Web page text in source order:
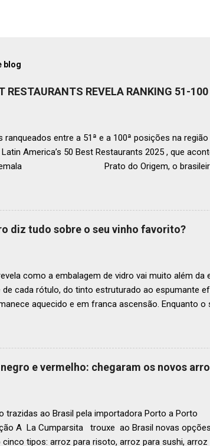
blog
RESTAURANTS REVELA RANKING 51-
ranqueados entre a 51ª e a 100ª posições na
America’s 50 Best Restaurants 2025 , que
Prato do Origem, o brasileiro
posições No.51 a No.100,em celebração ao
toda a região. A lista expandida demonstra o
amplo de talentos gastronômicos e prepara o
diz tudo sobre o seu vinho favorito?
como a embalagem de vidro vai muito além
de cada rótulo, do tinto estruturado ao espumante
aquecido e em franca ascensão. Enquanto
com a consultoria Euromonitor. É neste
O-I Glass, líder mundial na fabricação de
da indústria e consumidores e desvenda o
de vinho. Se você pensava que garrafa de vinho
e vermelho: chegaram os novos
trazidas ao Brasil pela importadora Porto a
A La Cumparsita trouxe ao Brasil novas
cinco tipos: arroz para risoto, arroz para sushi,